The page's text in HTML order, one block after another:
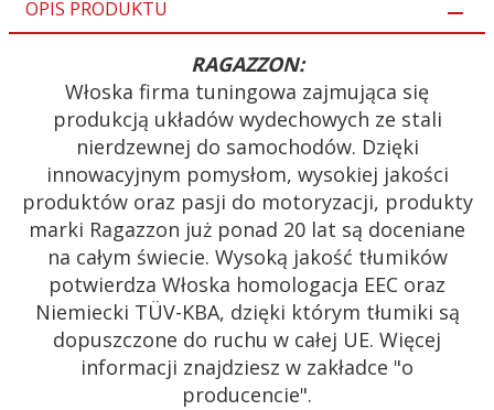
OPIS PRODUKTU
RAGAZZON:
Włoska firma tuningowa zajmująca się
produkcją układów wydechowych ze stali
nierdzewnej do samochodów. Dzięki
innowacyjnym pomysłom, wysokiej jakości
produktów oraz pasji do motoryzacji, produkty
marki Ragazzon już ponad 20 lat są doceniane
na całym świecie. Wysoką jakość tłumików
potwierdza Włoska homologacja EEC oraz
Niemiecki TÜV-KBA, dzięki którym tłumiki są
dopuszczone do ruchu w całej UE. Więcej
informacji znajdziesz w zakładce "o
producencie".